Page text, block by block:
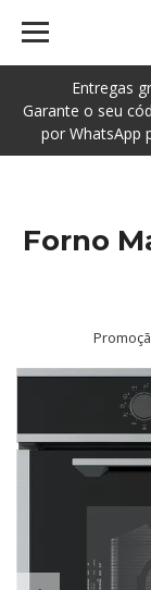
Entregas
Garante o seu
por WhatsApp
Forno